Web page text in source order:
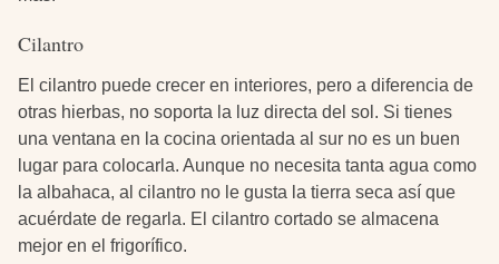
Cilantro
El cilantro puede crecer en interiores, pero a diferencia de
otras hierbas, no soporta la luz directa del sol. Si tienes
una ventana en la cocina orientada al sur no es un buen
lugar para colocarla. Aunque no necesita tanta agua como
la albahaca, al cilantro no le gusta la tierra seca así que
acuérdate de regarla. El cilantro cortado se almacena
mejor en el frigorífico.